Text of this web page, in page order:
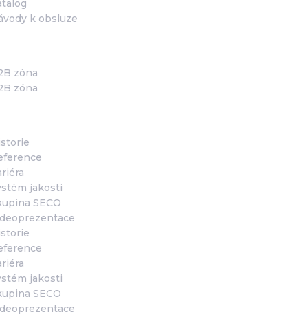
k obsluze
zóna
zóna
jakosti
SECO
jakosti
SECO